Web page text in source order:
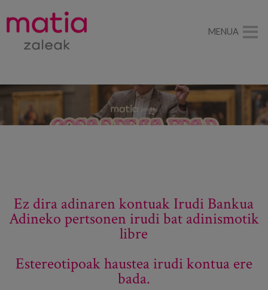
Ez dira adinaren kontuak Irudi Bankua
Adineko pertsonen irudi bat adinismotik
libre
Estereotipoak haustea irudi kontua ere
bada.
MENUA